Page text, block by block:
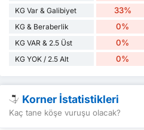
KG Var & Galibiyet 33%
KG & Beraberlik 0%
KG VAR & 2.5 Üst 0%
KG YOK / 2.5 Alt 0%
Korner İstatistikleri
Kaç tane köşe vuruşu olacak?